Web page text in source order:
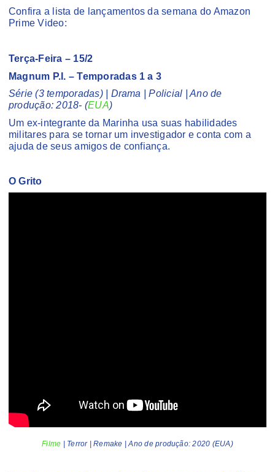
Confira a lista de lançamentos da semana do Amazon
Prime Video:
Terça-Feira – 15/2
Magnum P.I. – Temporadas 1 a 3
Série (3 temporadas) | Drama | Policial | Ano de
produção: 2018- (EUA)
Um ex-integrante da Marinha usa suas habilidades
militares para se tornar um investigador e conta com a
ajuda de seus amigos de confiança.
O Grito
Filme | Terror | Remake | Ano de produção: 2020 (EUA)